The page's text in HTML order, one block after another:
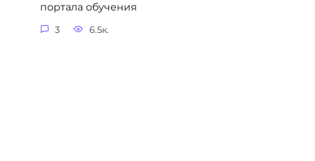
портала обучения
3 6.5к.